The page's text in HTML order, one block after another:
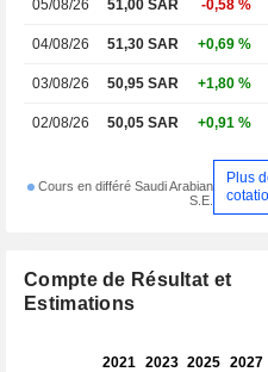
05/08/26 51,00 SAR -0,58 %
04/08/26 51,30 SAR +0,69 %
03/08/26 50,95 SAR +1,80 %
02/08/26 50,05 SAR +0,91 %
Cours en différé Saudi Arabian
S.E.
Plus
Compte de Résultat et
Estimations